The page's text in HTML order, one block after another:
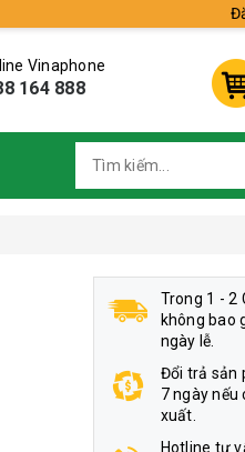
Vinaphone
164 888
Trong 1 - 2
không bao
ngày lễ.
Đổi trả sản
7 ngày nếu
xuất.
Hotline tư